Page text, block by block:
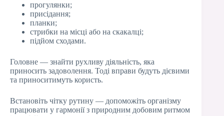
прогулянки;
присідання;
планки;
стрибки на місці або на скакалці;
підйом сходами.
Головне — знайти рухливу діяльність, яка
приносить задоволення. Тоді вправи будуть дієвими
та приноситимуть користь.
Встановіть чітку рутину — допоможіть організму
працювати у гармонії з природним добовим ритмом